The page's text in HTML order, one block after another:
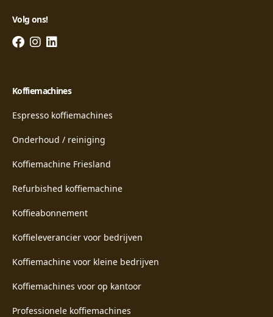
Volg ons!
Koffiemachines
Espresso koffiemachines
Onderhoud / reiniging
Koffiemachine Friesland
Refurbished koffiemachine
Koffieabonnement
Koffieleverancier voor bedrijven
Koffiemachine voor kleine bedrijven
Koffiemachines voor op kantoor
Professionele koffiemachines